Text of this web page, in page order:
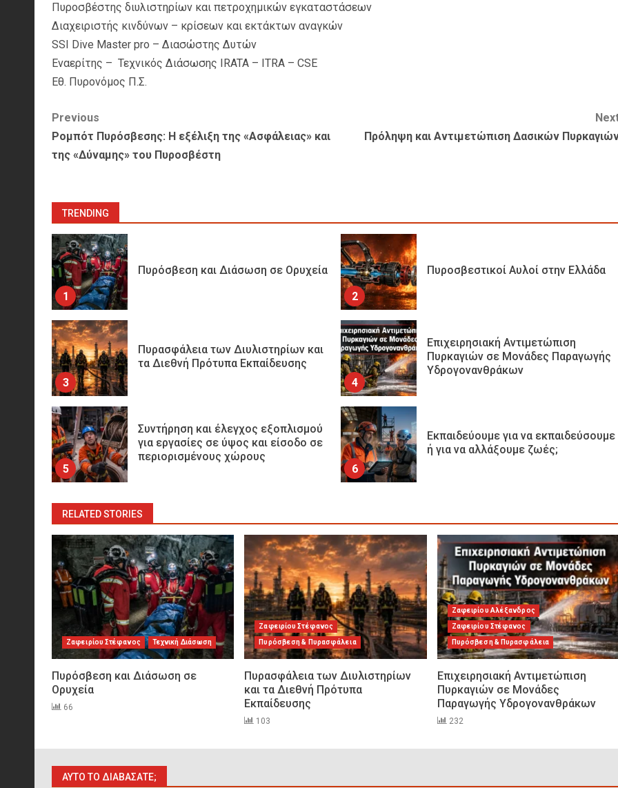
Πυροσβέστης διυλιστηρίων και πετροχημικών εγκαταστάσεων
Διαχειριστής κινδύνων – κρίσεων και εκτάκτων αναγκών
SSI Dive Master pro – Διασώστης Δυτών
Εναερίτης – Τεχνικός Διάσωσης IRATA – ITRA – CSE
Εθ. Πυρονόμος Π.Σ.
Post
navigation
Previous
Ρομπότ Πυρόσβεσης: Η εξέλιξη της «Ασφάλειας» και
της «Δύναμης» του Πυροσβέστη
Πρόληψη και Αντιμετώπιση Δασικών
TRENDING
1
Πυρόσβεση και Διάσωση σε Ορυχεία
2
Πυροσβεστικοί Αυλοί στην Ελλάδα
3
Πυρασφάλεια των Διυλιστηρίων και
τα Διεθνή Πρότυπα Εκπαίδευσης
4
Επιχειρησιακή Αντιμετώπιση
Πυρκαγιών σε Μονάδες Παραγωγής
Υδρογονανθράκων
5
Συντήρηση και έλεγχος εξοπλισμού
για εργασίες σε ύψος και είσοδο σε
περιορισμένους χώρους
6
Εκπαιδεύουμε για να εκπαιδεύσουμε
ή για να αλλάξουμε ζωές;
RELATED STORIES
Ζαφειρίου Στέφανος Τεχνική Διάσωση
Πυρόσβεση και Διάσωση σε
Ορυχεία
66
Ζαφειρίου Στέφανος
Πυρόσβεση & Πυρασφάλεια
Πυρασφάλεια των Διυλιστηρίων
και τα Διεθνή Πρότυπα
Εκπαίδευσης
103
Ζαφειρίου Αλέξανδρος
Ζαφειρίου Στέφανος
Πυρόσβεση & Πυρασφάλεια
Επιχειρησιακή Αντιμετώπιση
Πυρκαγιών σε Μονάδες
Παραγωγής Υδρογονανθράκων
232
ΑΥΤΌ ΤΟ ΔΙΑΒΆΣΑΤΕ;